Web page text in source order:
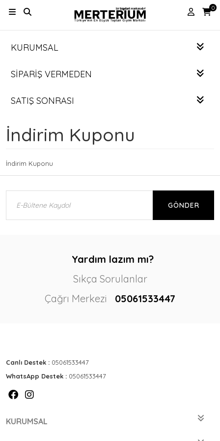
0
KURUMSAL
SIPARIŞ VERMEDEN
SATIŞ SONRASI
İndirim Kuponu
İndirim Kuponu
GÖNDER
Yardım lazım mı?
Sıkça Sorulanlar
Çağrı Merkezi
05061533447
Canlı Destek : 05061533447
WhatsApp Destek : 05061533447
KURUMSAL